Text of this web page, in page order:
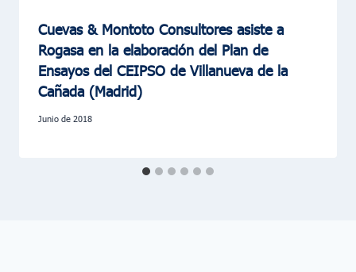
Cuevas & Montoto Consultores asiste a
Rogasa en la elaboración del Plan de
Ensayos del CEIPSO de Villanueva de la
Cañada (Madrid)
junio de 2018